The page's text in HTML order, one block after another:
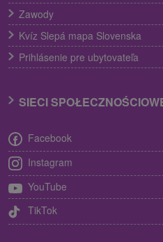
Zawody
Kvíz Slepá mapa Slovenska
Prihlásenie pre ubytovateľa
SIECI
Facebook
Instagram
YouTube
TikTok